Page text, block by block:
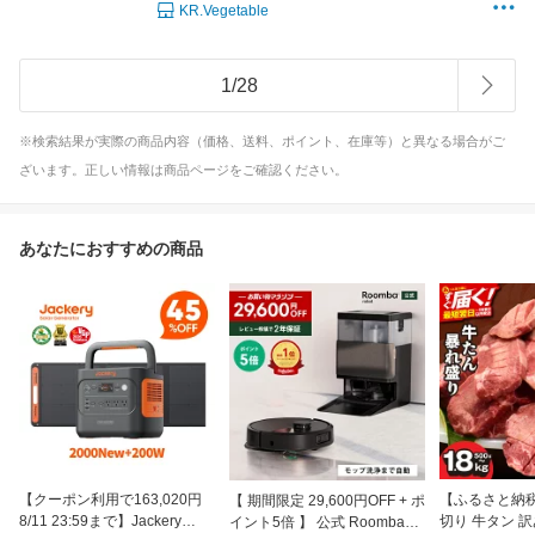
KR.Vegetable
1/28
※検索結果が実際の商品内容（価格、送料、ポイント、在庫等）と異なる場合がご
ざいます。正しい情報は商品ページをご確認ください。
あなたにおすすめの商品
【クーポン利用で163,020円
8/11 23:59まで】Jackery
【 期間限定 29,600円OFF + ポ
イント5倍 】 公式 Roomba
【ふるさと納
切り 牛タン